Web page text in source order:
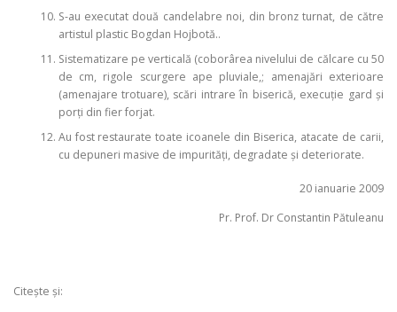
S-au executat două candelabre noi, din bronz turnat, de către
artistul plastic Bogdan Hojbotă..
Sistematizare pe verticală (coborârea nivelului de călcare cu 50
de cm, rigole scurgere ape pluviale,; amenajări exterioare
(amenajare trotuare), scări intrare în biserică, execuţie gard şi
porţi din fier forjat.
Au fost restaurate toate icoanele din Biserica, atacate de carii,
cu depuneri masive de impurităţi, degradate şi deteriorate.
20 ianuarie 2009
Pr. Prof. Dr Constantin Pătuleanu
Citește și: